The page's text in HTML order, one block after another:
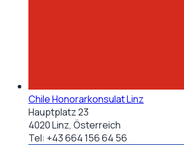
Chile Honorarkonsulat Linz
Hauptplatz 23
4020 Linz, Österreich
Tel: +43 664 156 64 56